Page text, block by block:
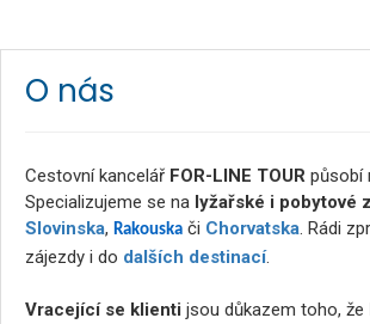
O nás
Cestovní kancelář FOR-LINE TOUR působí
Specializujeme se na lyžařské i pobytové
Slovinska, Rakouska či Chorvatska. Rádi
zájezdy i do dalších destinací.
Vracející se klienti jsou důkazem toho, že